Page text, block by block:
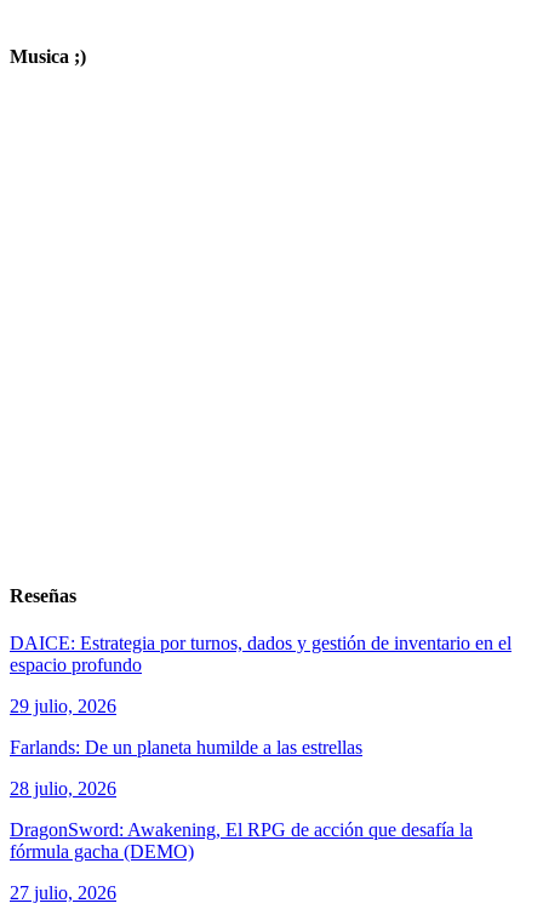
Musica ;)
Reseñas
DAICE: Estrategia por turnos, dados y gestión de inventario en el
espacio profundo
29 julio, 2026
Farlands: De un planeta humilde a las estrellas
28 julio, 2026
DragonSword: Awakening, El RPG de acción que desafía la
fórmula gacha (DEMO)
27 julio, 2026